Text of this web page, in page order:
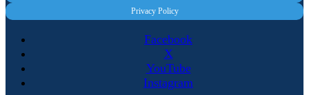
Privacy Policy
Facebook
X
YouTube
Instagram